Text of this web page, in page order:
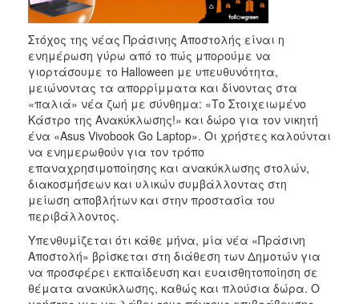
Στόχος της νέας Πράσινης Αποστολής είναι η
ενημέρωση γύρω από το πώς μπορούμε να
γιορτάσουμε το Halloween με υπευθυνότητα,
μειώνοντας τα απορρίμματα και δίνοντας στα
«παλιά» νέα ζωή με σύνθημα: «Το Στοιχειωμένο
Κάστρο της Ανακύκλωσης!» και δώρο για τον νικητή
ένα «Asus Vivobook Go Laptop». Οι χρήστες καλούνται
να ενημερωθούν για τον τρόπο
επαναχρησιμοποίησης και ανακύκλωσης στολών,
διακοσμήσεων και υλικών συμβάλλοντας στη
μείωση αποβλήτων και στην προστασία του
περιβάλλοντος.
Υπενθυμίζεται ότι κάθε μήνα, μία νέα «Πράσινη
Αποστολή» βρίσκεται στη διάθεση των Δημοτών για
να προσφέρει εκπαίδευση και ευαισθητοποίηση σε
θέματα ανακύκλωσης, καθώς και πλούσια δώρα. Ο